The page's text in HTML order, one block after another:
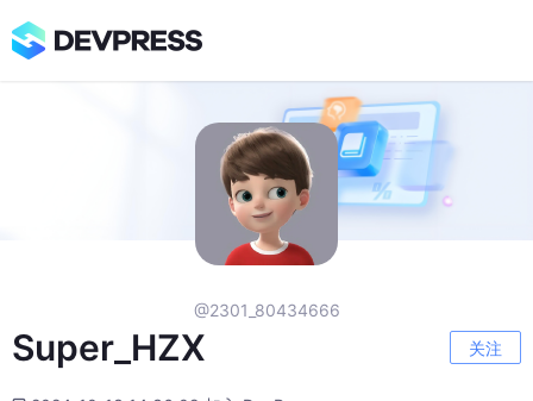
@2301_80434666
Super_HZX 关注